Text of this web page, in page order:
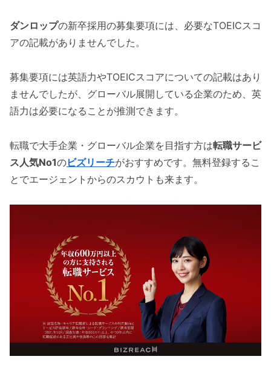
ダンロップの新卒採用の募集要項には、必要なTOEICスコ
アの記載がありませんでした。
募集要項には英語力やTOEICスコアについての記載はあり
ませんでしたが、グローバル展開している企業のため、英
語力は必要になることが推測できます。
転職で大手企業・グローバル企業を目指す方は転職サービ
ス人気No1のビズリーチがおすすめです。無料登録するこ
とでエージェントからのスカウトも来ます。